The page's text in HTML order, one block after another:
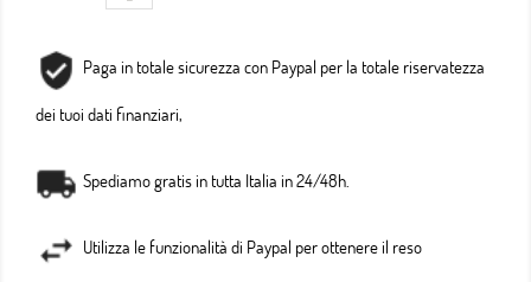
Paga in totale sicurezza con Paypal per la totale riservatezza
dei tuoi dati finanziari,
Spediamo gratis in tutta Italia in 24/48h.
Utilizza le funzionalità di Paypal per ottenere il reso